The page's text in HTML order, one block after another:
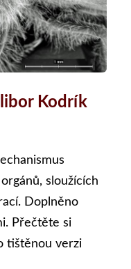
Kodrík
sloužících
Doplněno
Přečtěte si
tištěnou verzi